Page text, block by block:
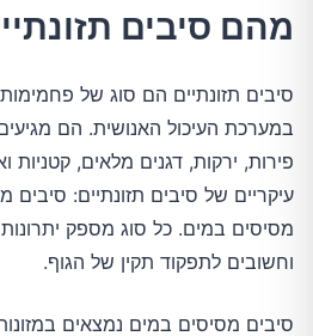
מהם סיבים
סיבים תזונתיים הם סוג של
במערכת העיכול האנושית. הם
פירות, ירקות, דגנים מלאים, קטניות
עיקריים של סיבים תזונתיים: סיבים
מסיסים במים. כל סוג מספק יתרונות
וחשובים לתפקוד תקין של הגוף.
סיבים מסיסים במים נמצאים